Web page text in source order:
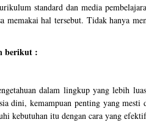
standard dan media
hal tersebut. Tidak hanya
berikut :
dalam lingkup yang lebih
dini, kemampuan penting yang
kebutuhan itu dengan cara yang